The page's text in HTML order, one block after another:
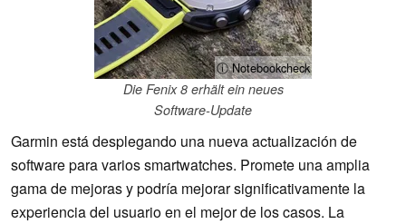
ⓘ Notebookcheck
Die Fenix 8 erhält ein neues
Software-Update
Garmin está desplegando una nueva actualización de
software para varios smartwatches. Promete una amplia
gama de mejoras y podría mejorar significativamente la
experiencia del usuario en el mejor de los casos. La